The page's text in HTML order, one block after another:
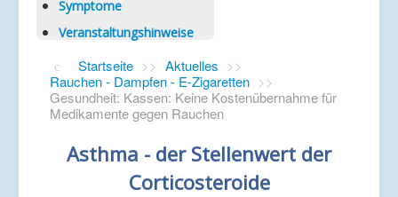
Symptome
Veranstaltungshinweise
Startseite >> Aktuelles >>
Rauchen - Dampfen - E-Zigaretten >>
Gesundheit: Kassen: Keine Kostenübernahme für
Medikamente gegen Rauchen
Asthma - der Stellenwert der
Corticosteroide